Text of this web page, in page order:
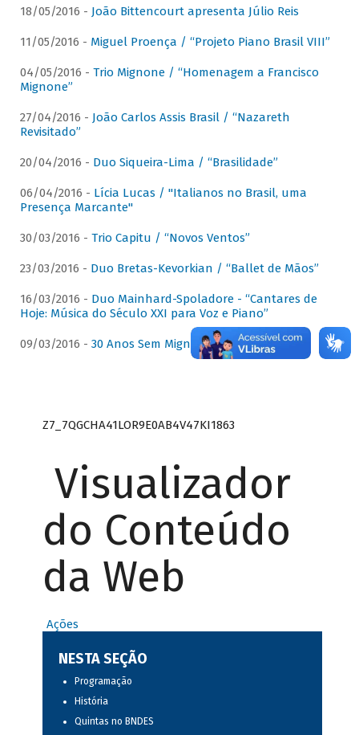
18/05/2016 - João Bittencourt apresenta Júlio Reis
11/05/2016 - Miguel Proença / “Projeto Piano Brasil VIII”
04/05/2016 - Trio Mignone / “Homenagem a Francisco
Mignone”
27/04/2016 - João Carlos Assis Brasil / “Nazareth
Revisitado”
20/04/2016 - Duo Siqueira-Lima / “Brasilidade”
06/04/2016 - Lícia Lucas / "Italianos no Brasil, uma
Presença Marcante"
30/03/2016 - Trio Capitu / “Novos Ventos”
23/03/2016 - Duo Bretas-Kevorkian / “Ballet de Mãos”
16/03/2016 - Duo Mainhard-Spoladore - “Cantares de
Hoje: Música do Século XXI para Voz e Piano”
09/03/2016 - 30 Anos Sem Mignone
Z7_7QGCHA41LOR9E0AB4V47KI1863
Visualizador
do Conteúdo
da Web
Ações
NESTA SEÇÃO
Programação
História
Quintas no BNDES